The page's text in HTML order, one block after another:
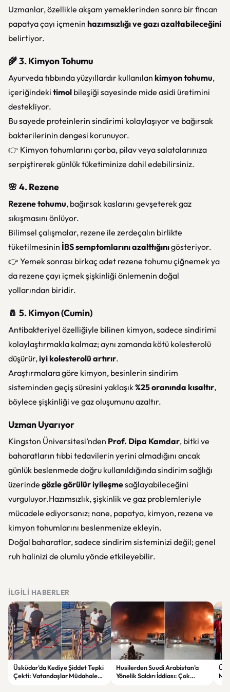
Uzmanlar, özellikle akşam yemeklerinden sonra bir fincan
papatya çayı içmenin hazımsızlığı ve gazı azaltabileceğini
belirtiyor.
🌾 3. Kimyon Tohumu
Ayurveda tıbbında yüzyıllardır kullanılan kimyon tohumu,
içeriğindeki timol bileşiği sayesinde mide asidi üretimini
destekliyor.
Bu sayede proteinlerin sindirimi kolaylaşıyor ve bağırsak
bakterilerinin dengesi korunuyor.
👉 Kimyon tohumlarını çorba, pilav veya salatalarınıza
serpiştirerek günlük tüketiminize dahil edebilirsiniz.
🌸 4. Rezene
Rezene tohumu, bağırsak kaslarını gevşeterek gaz
sıkışmasını önlüyor.
Bilimsel çalışmalar, rezene ile zerdeçalın birlikte
tüketilmesinin İBS semptomlarını azalttığınıgösteriyor.
👉 Yemek sonrası birkaç adet rezene tohumu çiğnemek ya
da rezene çayı içmek şişkinliği önlemenin doğal
yollarından biridir.
🧂 5. Kimyon (Cumin)
Antibakteriyel özelliğiyle bilinen kimyon, sadece sindirimi
kolaylaştırmakla kalmaz; aynı zamanda kötü kolesterolü
düşürür,iyi kolesterolü artırır.
Araştırmalara göre kimyon, besinlerin sindirim
sisteminden geçiş süresini yaklaşık%25 oranında kısaltır,
böylece şişkinliği ve gaz oluşumunu azaltır.
Uzman Uyarıyor
Kingston Üniversitesi’nden Prof. Dipa Kamdar, bitki ve
baharatların tıbbi tedavilerin yerini almadığını ancak
günlük beslenmede doğru kullanıldığında sindirim sağlığı
üzerinde gözle görülür iyileşmesağlayabileceğini
vurguluyor.Hazımsızlık, şişkinlik ve gaz problemleriyle
mücadele ediyorsanız; nane, papatya, kimyon, rezene ve
kimyon tohumlarını beslenmenize ekleyin.
Doğal baharatlar, sadece sindirim sisteminizi değil; genel
ruh halinizi de olumlu yönde etkileyebilir.
İLGILI HABERLER
Üsküdar’da Kediye Şiddet Tepki
Çekti: Vatandaşlar Müdahale
Husilerden Suudi Arabistan’a
Yönelik Saldırı İddiası: Çok